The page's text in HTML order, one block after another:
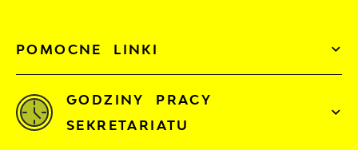
POMOCNE LINKI
GODZINY PRACY
SEKRETARIATU